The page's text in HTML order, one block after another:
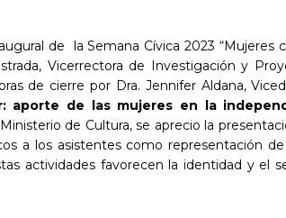
de la Semana Cívica 2023 “Mujeres
Vicerrectora de Investigación y
de cierre por Dra. Jennifer Aldana,
aporte de las mujeres en la
de Cultura, se aprecio la
a los asistentes como representación
actividades favorecen la identidad y el